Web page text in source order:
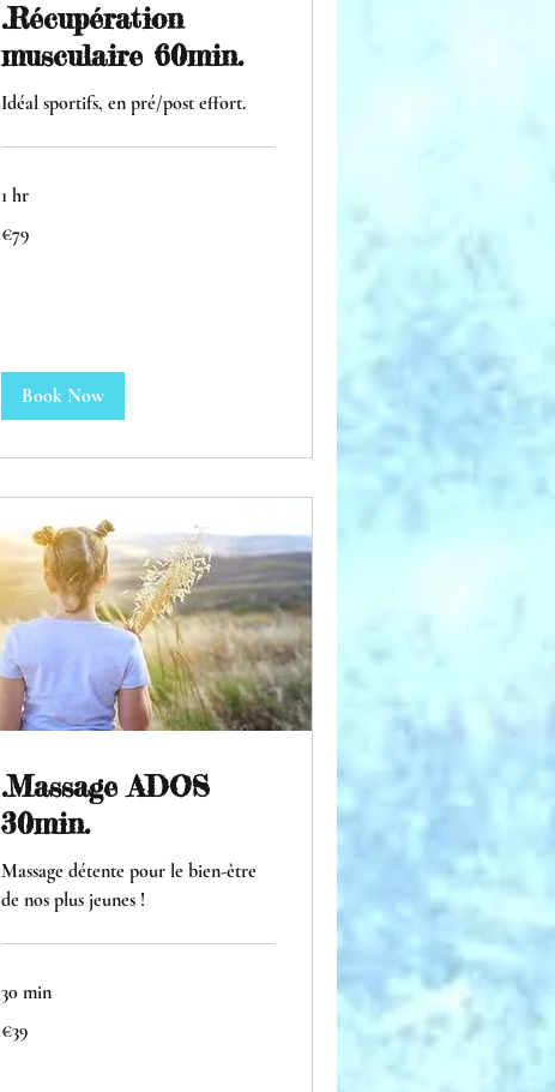
.Récupération
musculaire 60min.
Idéal sportifs, en pré/post effort.
1 hr
euros
€79
Book Now
.Massage ADOS
30min.
Massage détente pour le bien-être
de nos plus jeunes !
30 min
euros
€39